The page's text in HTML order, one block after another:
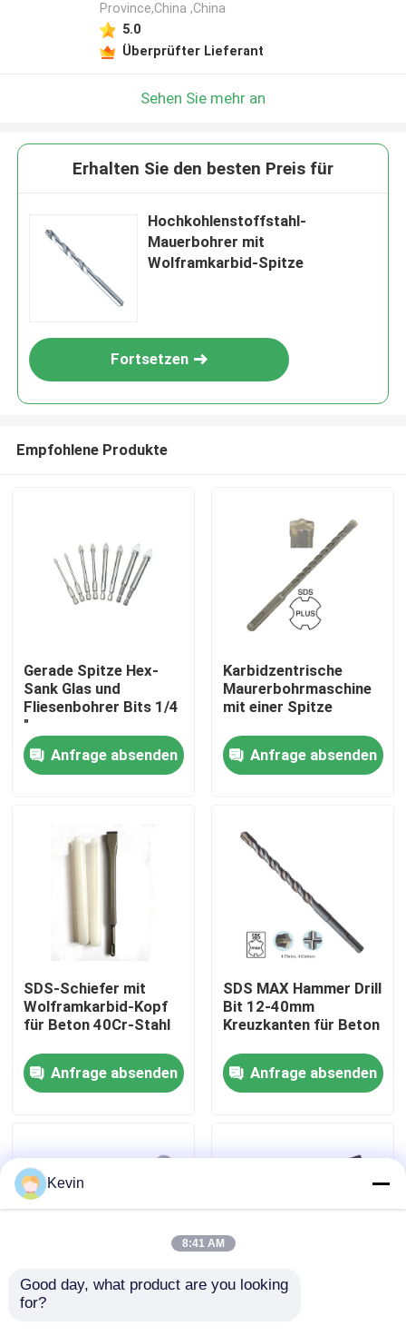
Produkte
Fabrik-Ausflug
Treten Sie mit uns in Verbindung
Nachrichten
Fordern Sie ein Zitat
Province,China ,China
5.0
Überprüfter Lieferant
Sehen Sie mehr an
Erhalten Sie den besten Preis für
Hochkohlenstoffstahl-
Mauerbohrer mit
Wolframkarbid-Spitze
Fortsetzen
Empfohlene Produkte
Gerade Spitze Hex-
Sank Glas und
Fliesenbohrer Bits 1/4
"
Anfrage absenden
Karbidzentrische
Maurerbohrmaschine
mit einer Spitze
Anfrage absenden
SDS-Schiefer mit
Wolframkarbid-Kopf
für Beton 40Cr-Stahl
Anfrage absenden
SDS MAX Hammer Drill
Bit 12-40mm
Kreuzkanten für Beton
Anfrage absenden
1/4 Hex Schank Glas
Kevin
8:41 AM
Good day, what product are you looking
for?